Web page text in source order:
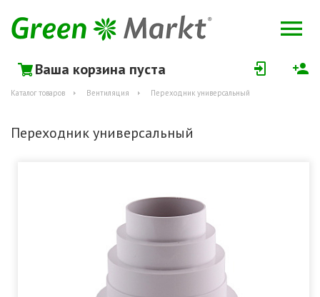
Ваша корзина пуста
Каталог товаров Вентиляция Переходник универсальный
Переходник универсальный